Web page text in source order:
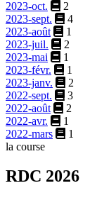
2023-oct.
2
2023-sept.
4
2023-août
1
2023-juil.
2
2023-mai
1
2023-févr.
1
2023-janv.
2
2022-sept.
3
2022-août
2
2022-avr.
1
2022-mars
1
la course
RDC 2026